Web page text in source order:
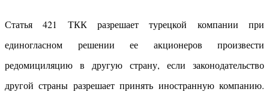
Статья 421 ТКК разрешает турецкой компании при
единогласном решении ее акционеров произвести
редомициляцию в другую страну, если законодательство
другой страны разрешает принять иностранную компанию.